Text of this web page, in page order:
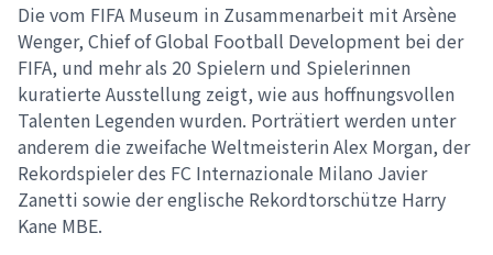
Die vom FIFA Museum in Zusammenarbeit mit Arsène
Wenger, Chief of Global Football Development bei der
FIFA, und mehr als 20 Spielern und Spielerinnen
kuratierte Ausstellung zeigt, wie aus hoffnungsvollen
Talenten Legenden wurden. Porträtiert werden unter
anderem die zweifache Weltmeisterin Alex Morgan, der
Rekordspieler des FC Internazionale Milano Javier
Zanetti sowie der englische Rekordtorschütze Harry
Kane MBE.